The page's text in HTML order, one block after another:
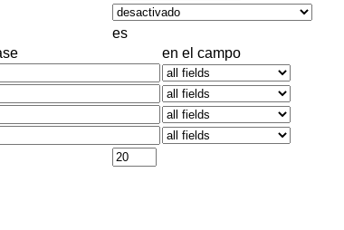
es
en el campo